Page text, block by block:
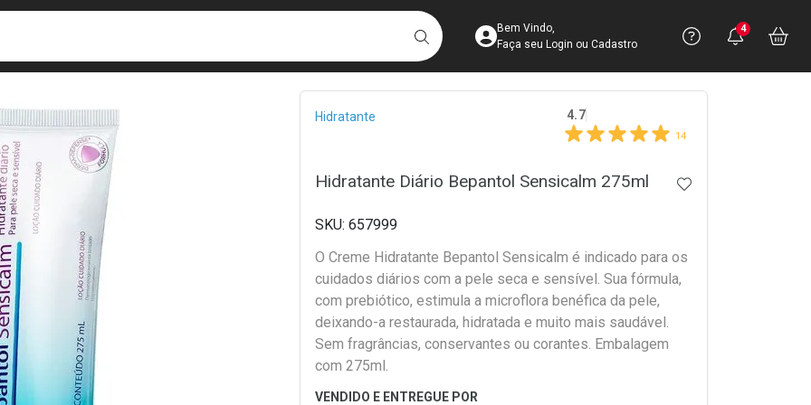
BUSCARAcesse sua Conta
Bem Vindo,
Faça seu Login ou Cadastro
Precisa
Ver Recursos
Você
4
Breadcrumb
Hidratante 4.7
14
Hidratante Diário Bepantol Sensicalm 275ml ADICIONAR AOS
657999
O Creme Hidratante Bepantol Sensicalm é indicado para os
cuidados diários com a pele seca e sensível. Sua fórmula,
com prebiótico, estimula a microflora benéfica da pele,
deixando-a restaurada, hidratada e muito mais saudável.
Sem fragrâncias, conservantes ou corantes. Embalagem
com 275ml.